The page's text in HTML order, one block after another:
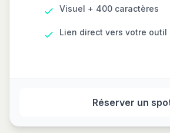
Visuel + 400 caractères
Lien direct vers votre outil
Réserver un